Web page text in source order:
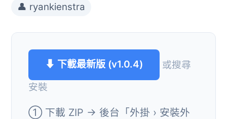
👤 ryankienstra
⬇ 下載最新版 (v1.0.4)
或搜尋
安裝
① 下載 ZIP → 後台「外掛 › 安裝外